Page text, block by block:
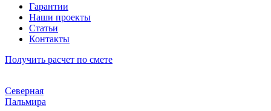
Гарантии
Наши проекты
Статьи
Контакты
Получить расчет по смете
Северная
Пальмира